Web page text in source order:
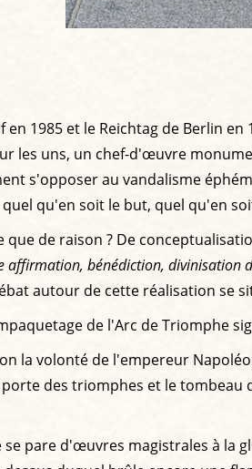
en 1985 et le Reichtag de Berlin en
les uns, un chef-d'œuvre
s'opposer au vandalisme
qu'en soit le but, quel qu'en
de raison ? De
affirmation, bénédiction, divinisation
autour de cette réalisation se
de l'Arc de Triomphe
la volonté de l'empereur
des triomphes et le tombeau
se pare d'œuvres magistrales à la